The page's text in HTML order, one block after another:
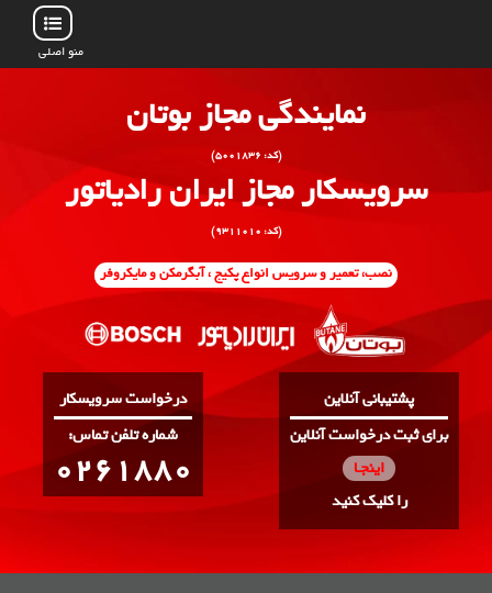
منو اصلی
نمایندگی مجاز بوتان
(کد: ۵۰۰۱۸۳۶)
سرویسکار مجاز ایران رادیاتور
(کد: ۹۳۱۱۰۱۰)
نصب، تعمیر و سرویس انواع پکیج ، آبگرمکن و مایکروفر
پشتیبانی آنلاین
برای ثبت درخواست آنلاین
اینجـا
را کلیک کنید
درخواست سرویسکار
:شماره تلفن تماس
0261880